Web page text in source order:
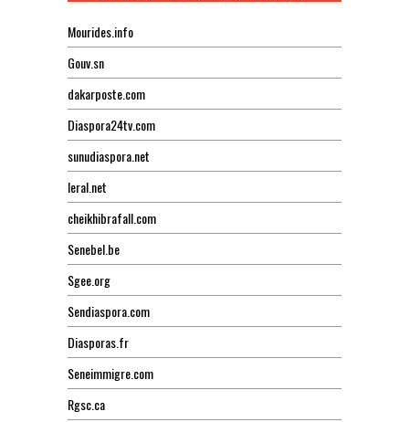
Mourides.info
Gouv.sn
dakarposte.com
Diaspora24tv.com
sunudiaspora.net
leral.net
cheikhibrafall.com
Senebel.be
Sgee.org
Sendiaspora.com
Diasporas.fr
Seneimmigre.com
Rgsc.ca